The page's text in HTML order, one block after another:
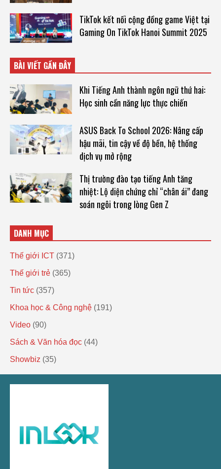
TikTok kết nối cộng đồng game Việt tại
Gaming On TikTok Hanoi Summit 2025
BÀI VIẾT GẦN ĐÂY
Khi Tiếng Anh thành ngôn ngữ thứ hai:
Học sinh cần năng lực thực chiến
ASUS Back To School 2026: Nâng cấp
hậu mãi, tin cậy về độ bền, hệ thống
dịch vụ mở rộng
Thị trường đào tạo tiếng Anh tăng
nhiệt: Lộ diện chứng chỉ “chân ái” đang
soán ngôi trong lòng Gen Z
DANH MỤC
Thế giới ICT (371)
Thế giới trẻ (365)
Tin tức (357)
Khoa học & Công nghệ (191)
Video (90)
Sách & Văn hóa đọc (44)
Showbiz (35)